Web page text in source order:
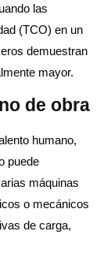
las
(TCO) en un
demuestran
mayor.
de obra
humano,
puede
máquinas
o mecánicos
de carga,